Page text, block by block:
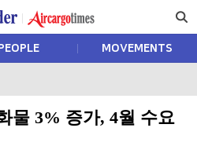
PEOPLE MOVEMENTS
물 3% 증가, 4월 수요